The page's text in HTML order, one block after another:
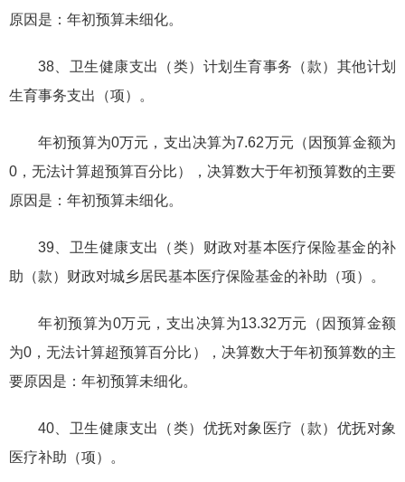
原因是：年初预算未细化。
38、卫生健康支出（类）计划生育事务（款）其他计划
生育事务支出（项）。
年初预算为0万元，支出决算为7.62万元（因预算金额为
0，无法计算超预算百分比），决算数大于年初预算数的主要
原因是：年初预算未细化。
39、卫生健康支出（类）财政对基本医疗保险基金的补
助（款）财政对城乡居民基本医疗保险基金的补助（项）。
年初预算为0万元，支出决算为13.32万元（因预算金额
为0，无法计算超预算百分比），决算数大于年初预算数的主
要原因是：年初预算未细化。
40、卫生健康支出（类）优抚对象医疗（款）优抚对象
医疗补助（项）。